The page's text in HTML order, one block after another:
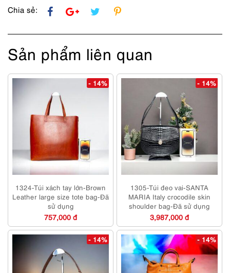
Chia sẻ:
Sản phẩm liên quan
- 14%
1324-Túi xách tay lớn-Brown
Leather large size tote bag-Đã
sử dụng
757,000 đ
- 14%
1305-Túi đeo vai-SANTA
MARIA Italy crocodile skin
shoulder bag-Đã sử dụng
3,987,000 đ
- 14% - 14%